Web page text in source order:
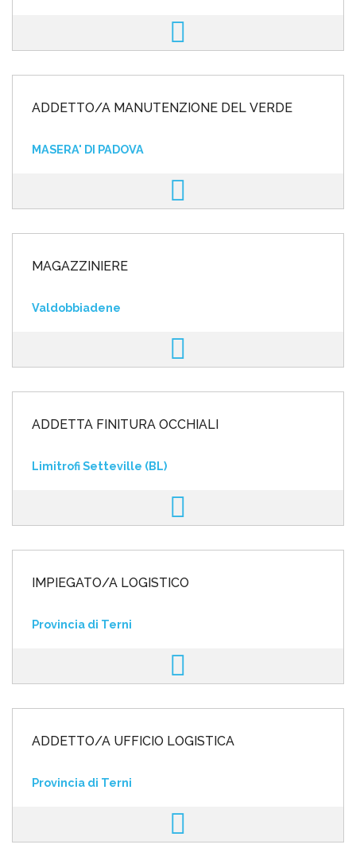
ADDETTO/A MANUTENZIONE DEL VERDE
MASERA' DI PADOVA
MAGAZZINIERE
Valdobbiadene
ADDETTA FINITURA OCCHIALI
Limitrofi Setteville (BL)
IMPIEGATO/A LOGISTICO
Provincia di Terni
ADDETTO/A UFFICIO LOGISTICA
Provincia di Terni